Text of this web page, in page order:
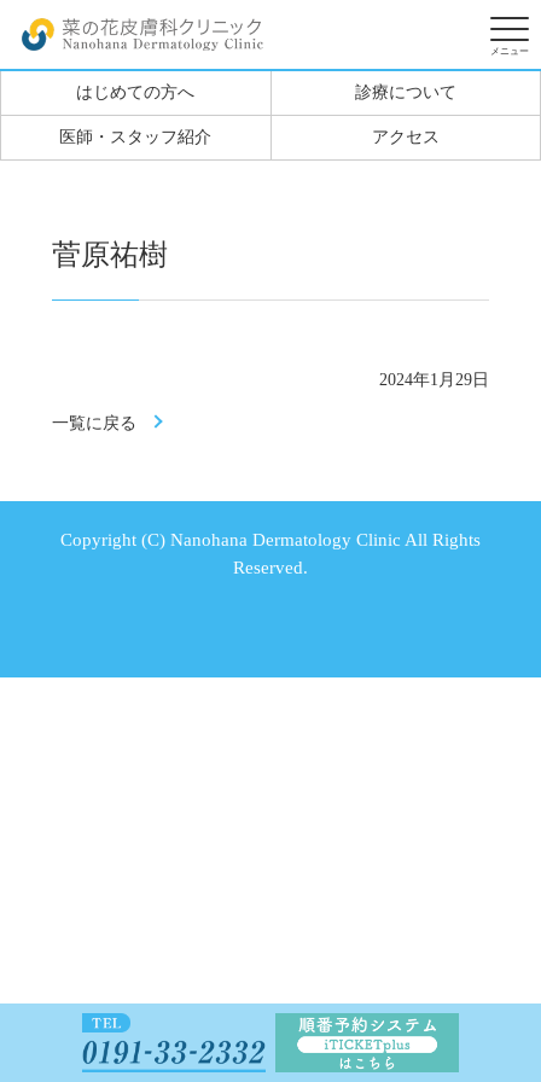
はじめての方へ 診療について
医師・スタッフ紹介 アクセス
菅原祐樹
2024年1月29日
一覧に戻る
Copyright (C) Nanohana Dermatology Clinic All Rights
Reserved.